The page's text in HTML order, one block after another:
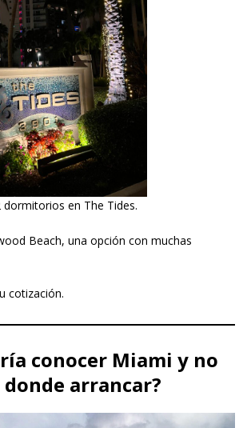
dormitorios en The Tides.
Beach, una opción con muchas
cotización.
conocer Miami y no
donde arrancar?